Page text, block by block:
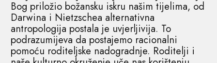
Bog priložio božansku iskru našim tijelima, od
Darwina i Nietzschea alternativna
antropologija postala je uvjerljivija. To
podrazumijeva da postajemo racionalni
pomoću roditeljske nadogradnje. Roditelji i